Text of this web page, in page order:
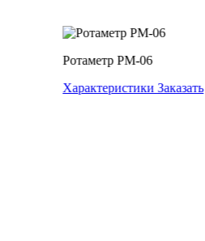
Ротаметр РМ-06
ХарактеристикиЗаказать